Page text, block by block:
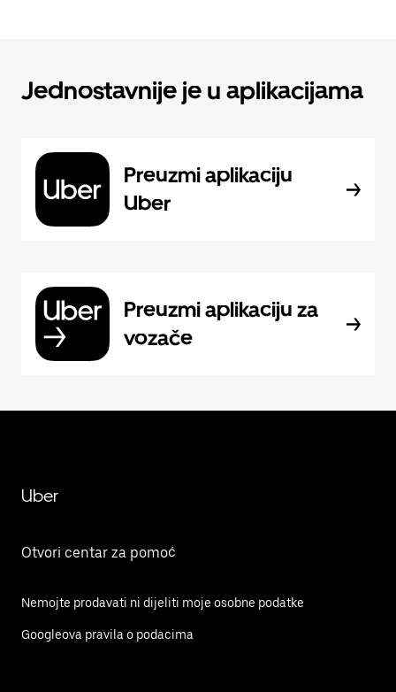
Jednostavnije je u aplikacijama
Preuzmi aplikaciju
Uber
Preuzmi aplikaciju za
vozače
Uber
Otvori centar za pomoć
Nemojte prodavati ni dijeliti moje osobne podatke
Googleova pravila o podacima